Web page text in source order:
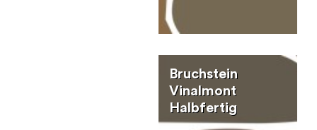
Bruchstein
Vinalmont
Halbfertig